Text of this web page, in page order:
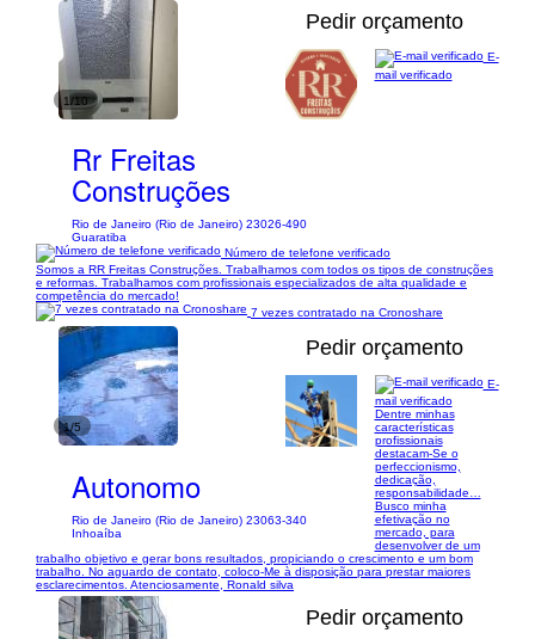
1/10
Pedir orçamento
Rr Freitas
Construções
Rio de Janeiro (Rio de Janeiro) 23026-490
Guaratiba
E-
mail verificado
Número de telefone verificado
Somos a RR Freitas Construções. Trabalhamos com todos os tipos de construções
e reformas. Trabalhamos com profissionais especializados de alta qualidade e
competência do mercado!
7 vezes contratado na Cronoshare
1/5
Pedir orçamento
Autonomo
Rio de Janeiro (Rio de Janeiro) 23063-340
Inhoaíba
E-
mail verificado
Dentre minhas
características
profissionais
destacam-Se o
perfeccionismo,
dedicação,
responsabilidade…
Busco minha
efetivação no
mercado, para
desenvolver de um
trabalho objetivo e gerar bons resultados, propiciando o crescimento e um bom
trabalho. No aguardo de contato, coloco-Me à disposição para prestar maiores
esclarecimentos. Atenciosamente, Ronald silva
Pedir orçamento